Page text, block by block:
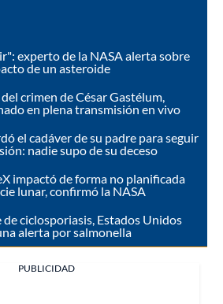
experto de la NASA alerta sobre
de un asteroide
crimen de César Gastélum,
en plena transmisión en vivo
el cadáver de su padre para seguir
nadie supo de su deceso
impactó de forma no planificada
lunar, confirmó la NASA
ciclosporiasis, Estados Unidos
alerta por salmonella
PUBLICIDAD